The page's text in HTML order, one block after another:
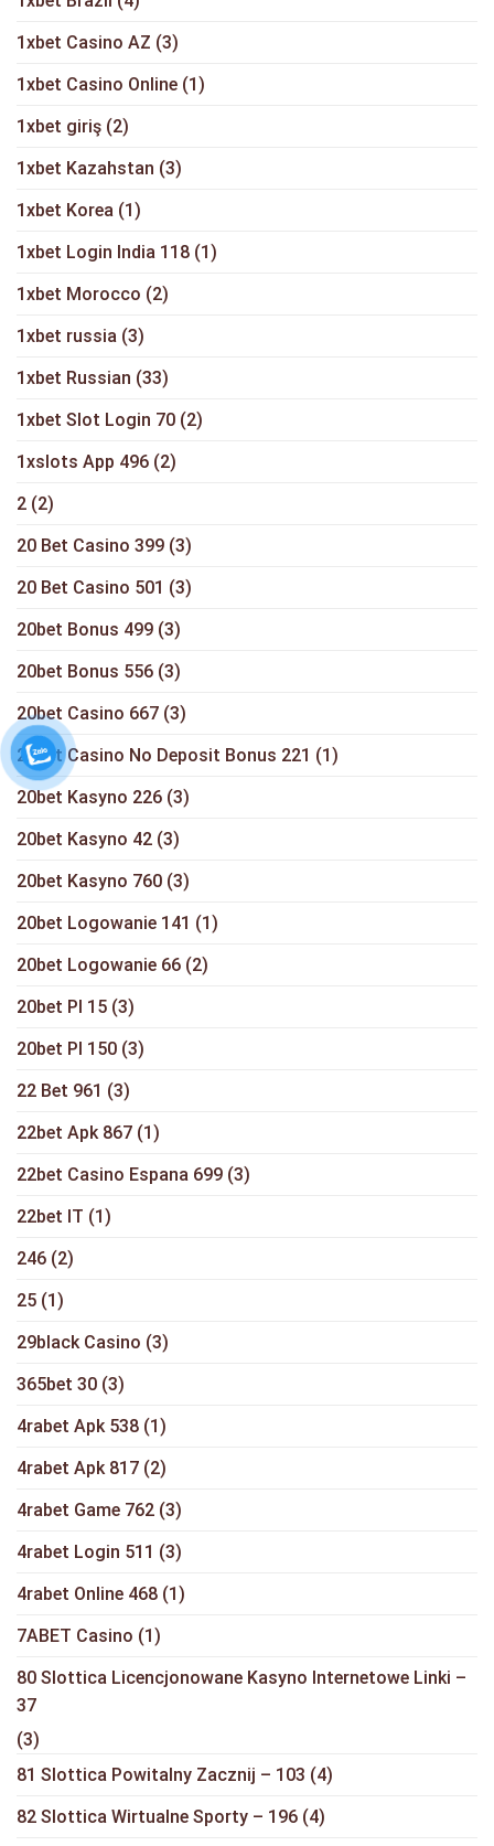
1xbet Casino AZ (3)
1xbet Casino Online (1)
1xbet giriş (2)
1xbet Kazahstan (3)
1xbet Korea (1)
1xbet Login India 118 (1)
1xbet Morocco (2)
1xbet russia (3)
1xbet Russian (33)
1xbet Slot Login 70 (2)
1xslots App 496 (2)
2 (2)
20 Bet Casino 399 (3)
20 Bet Casino 501 (3)
20bet Bonus 499 (3)
20bet Bonus 556 (3)
20bet Casino 667 (3)
20bet Casino No Deposit Bonus 221 (1)
20bet Kasyno 226 (3)
20bet Kasyno 42 (3)
20bet Kasyno 760 (3)
20bet Logowanie 141 (1)
20bet Logowanie 66 (2)
20bet Pl 15 (3)
20bet Pl 150 (3)
22 Bet 961 (3)
22bet Apk 867 (1)
22bet Casino Espana 699 (3)
22bet IT (1)
246 (2)
25 (1)
29black Casino (3)
365bet 30 (3)
4rabet Apk 538 (1)
4rabet Apk 817 (2)
4rabet Game 762 (3)
4rabet Login 511 (3)
4rabet Online 468 (1)
7ABET Casino (1)
80 Slottica Licencjonowane Kasyno Internetowe Linki –
37
(3)
81 Slottica Powitalny Zacznij – 103 (4)
82 Slottica Wirtualne Sporty – 196 (4)